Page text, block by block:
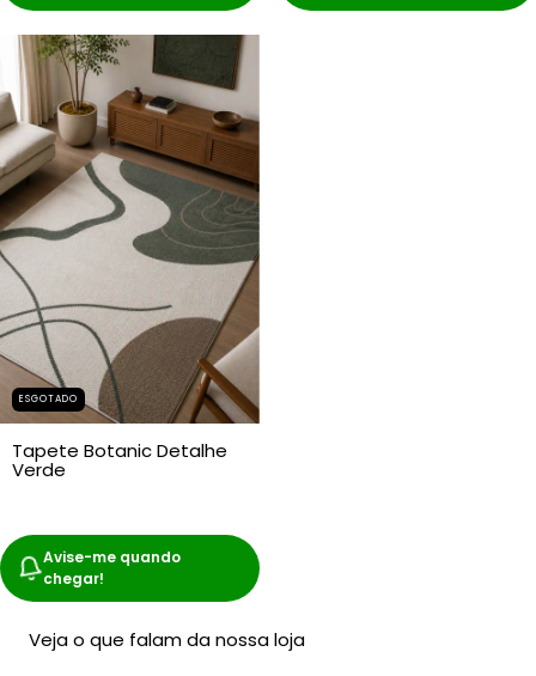
ESGOTADO
Tapete Botanic Detalhe
Verde
Avise-me quando
chegar!
Veja o que falam da nossa loja